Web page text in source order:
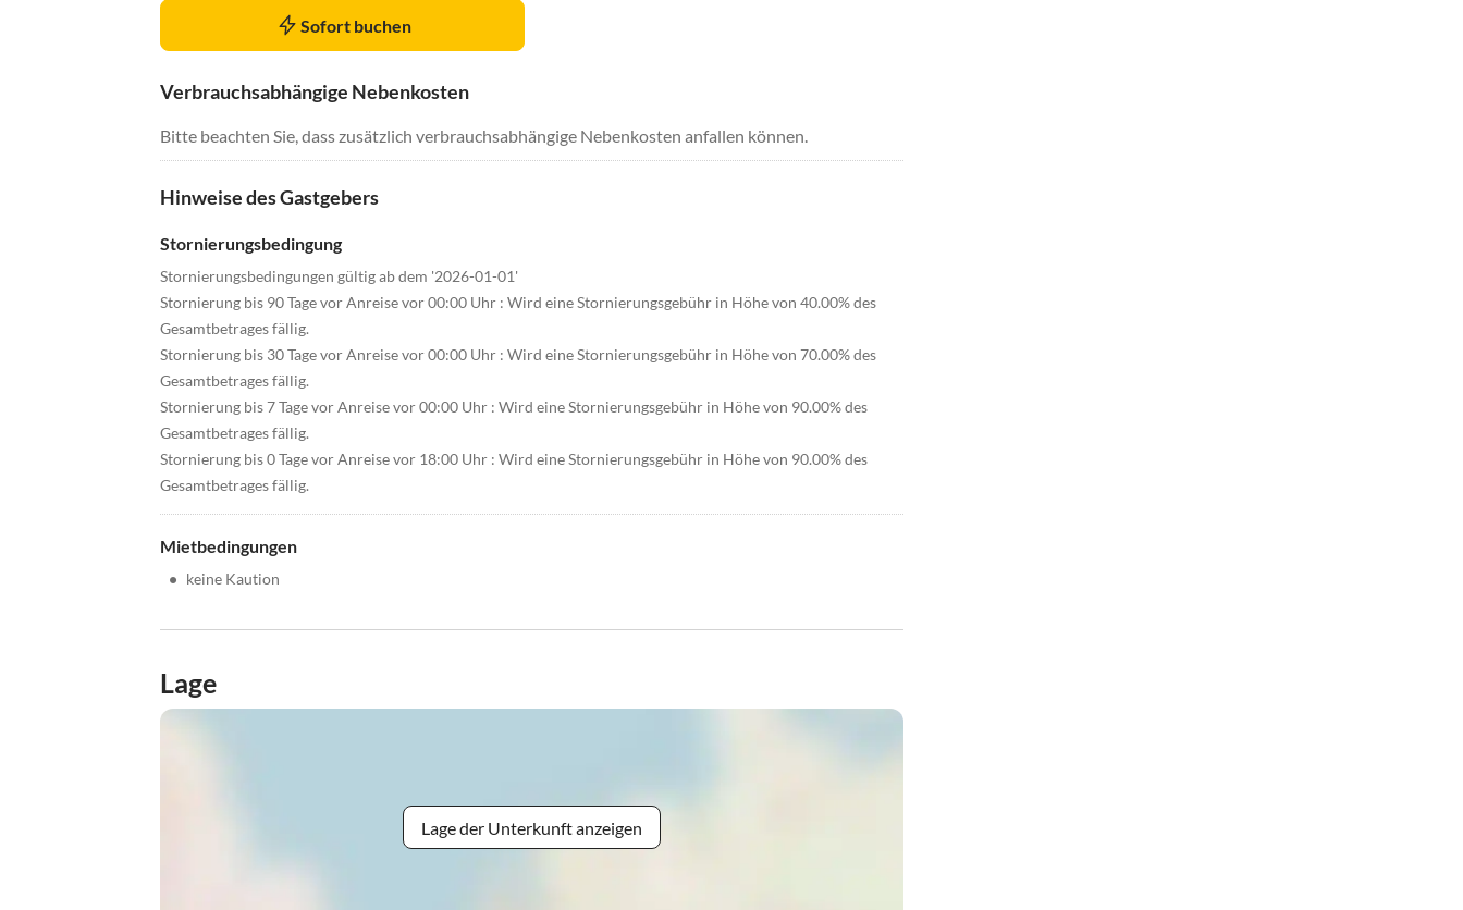
Sofort buchen
Verbrauchsabhängige Nebenkosten
Bitte beachten Sie, dass zusätzlich verbrauchsabhängige Nebenkosten anfallen können.
Hinweise des Gastgebers
Stornierungsbedingung
Stornierungsbedingungen gültig ab dem '2026-01-01'
Stornierung bis 90 Tage vor Anreise vor 00:00 Uhr : Wird eine Stornierungsgebühr in Höhe von 40.00% des
Gesamtbetrages fällig.
Stornierung bis 30 Tage vor Anreise vor 00:00 Uhr : Wird eine Stornierungsgebühr in Höhe von 70.00% des
Gesamtbetrages fällig.
Stornierung bis 7 Tage vor Anreise vor 00:00 Uhr : Wird eine Stornierungsgebühr in Höhe von 90.00% des
Gesamtbetrages fällig.
Stornierung bis 0 Tage vor Anreise vor 18:00 Uhr : Wird eine Stornierungsgebühr in Höhe von 90.00% des
Gesamtbetrages fällig.
Mietbedingungen
• keine Kaution
Lage
Lage der Unterkunft anzeigen